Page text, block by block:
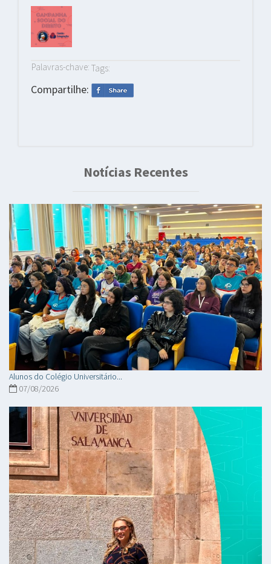
Palavras-chave: Tags:
Compartilhe:
Notícias Recentes
Alunos do Colégio Universitário...
07/08/2026